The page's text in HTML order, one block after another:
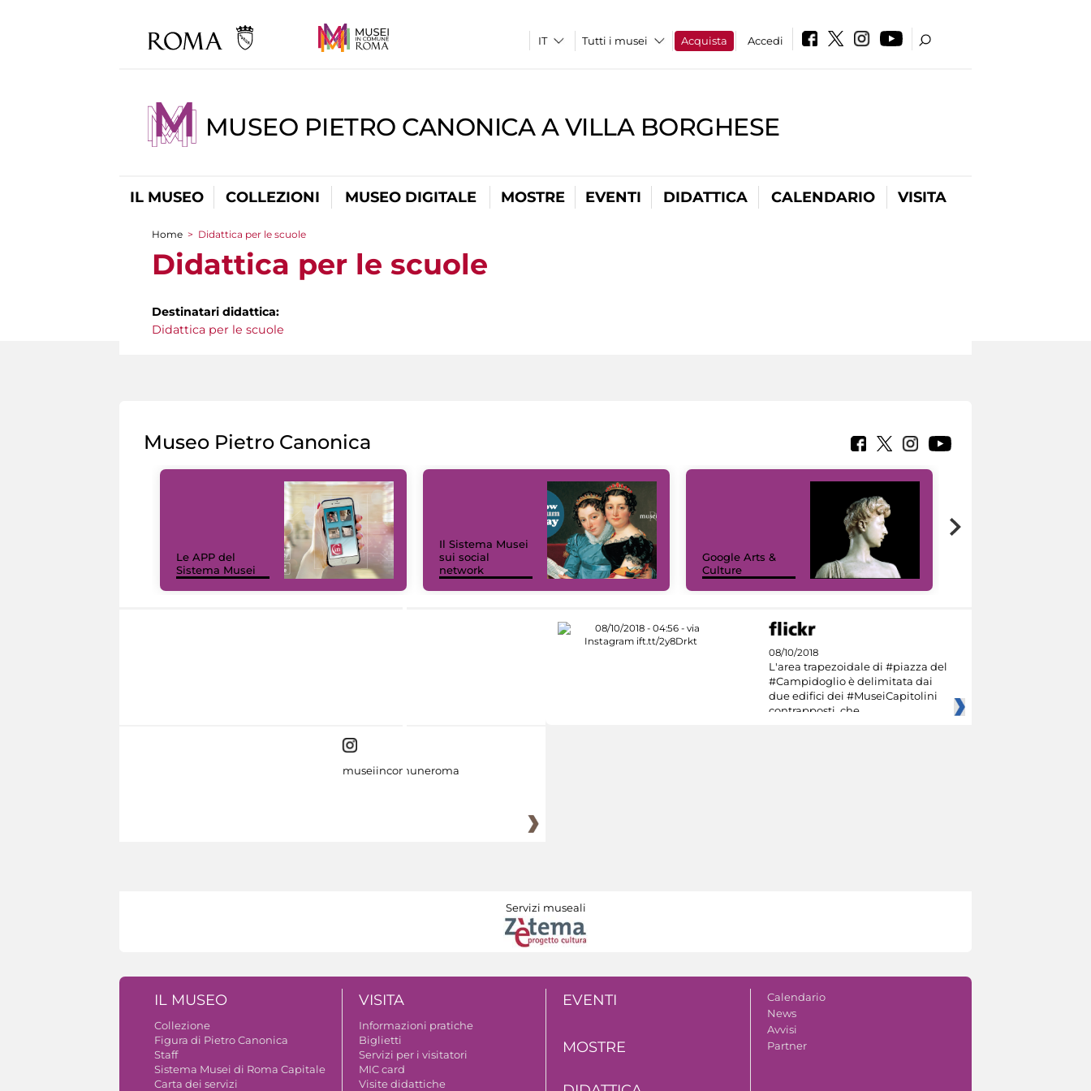
Tutti i musei Acquista Accedi
MUSEO PIETRO CANONICA A VILLA BORGHESE
IL MUSEO COLLEZIONI MUSEO DIGITALE MOSTRE EVENTI DIDATTICA CALENDARIO VISITA
Tu sei qui
Home > Didattica per le scuole
Didattica per le scuole
Destinatari didattica:
Didattica per le scuole
Museo Pietro Canonica
Le APP del
Sistema Musei
Il Sistema Musei
sui social
network
Google Arts &
Culture
08/10/2018
L'area trapezoidale di #piazza del
#Campidoglio è delimitata dai
due edifici dei #MuseiCapitolini
contrapposti, che
museiincomuneroma
Servizi museali
IL MUSEO
Collezione
Figura di Pietro Canonica
Staff
Sistema Musei di Roma Capitale
Carta dei servizi
VISITA
Informazioni pratiche
Biglietti
Servizi per i visitatori
MIC card
Visite didattiche
EVENTI
MOSTRE
Calendario
News
Avvisi
Partner